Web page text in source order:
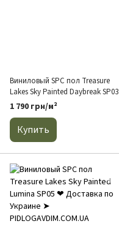
Виниловый SPC пол Treasure
Lakes Sky Painted Daybreak SP03
1 790 грн/м²
Купить